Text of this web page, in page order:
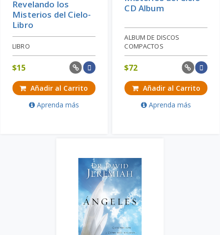
Revelando los
Misterios del Cielo-
Libro
LIBRO
$15
Añadir al Carrito
Aprenda más
CD Album
ALBUM DE DISCOS
COMPACTOS
$72
Añadir al Carrito
Aprenda más